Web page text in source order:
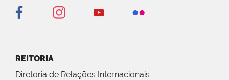
REITORIA
Diretoria de Relações Internacionais